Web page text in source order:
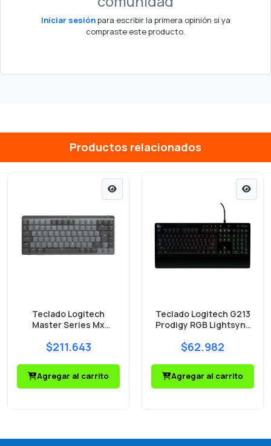
Iniciar sesiónpara escribir la primera opinión si ya
compraste este producto.
Productos relacionados
Teclado Logitech
Master Series Mx
$211.643
Agregar al carrito
Teclado Logitech G213
Prodigy RGB Lightsync
$62.982
Agregar al carrito